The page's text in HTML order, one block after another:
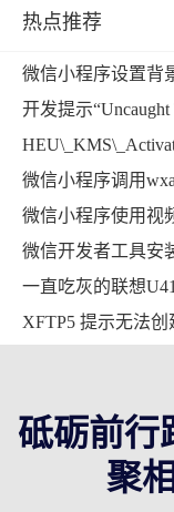
热点推荐
XFTP5 提示无法
砥砺前行
聚